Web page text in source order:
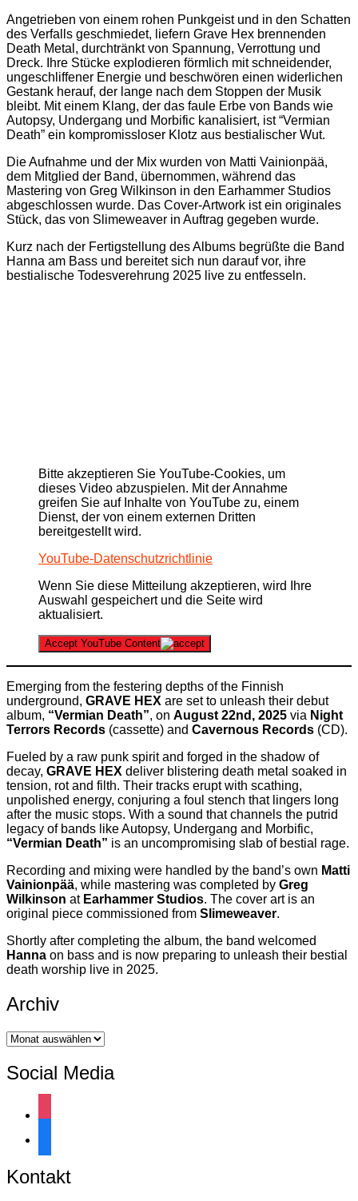
Angetrieben von einem rohen Punkgeist und in den Schatten
des Verfalls geschmiedet, liefern Grave Hex brennenden
Death Metal, durchtränkt von Spannung, Verrottung und
Dreck. Ihre Stücke explodieren förmlich mit schneidender,
ungeschliffener Energie und beschwören einen widerlichen
Gestank herauf, der lange nach dem Stoppen der Musik
bleibt. Mit einem Klang, der das faule Erbe von Bands wie
Autopsy, Undergang und Morbific kanalisiert, ist “Vermian
Death” ein kompromissloser Klotz aus bestialischer Wut.
Die Aufnahme und der Mix wurden von Matti Vainionpää,
dem Mitglied der Band, übernommen, während das
Mastering von Greg Wilkinson in den Earhammer Studios
abgeschlossen wurde. Das Cover-Artwork ist ein originales
Stück, das von Slimeweaver in Auftrag gegeben wurde.
Kurz nach der Fertigstellung des Albums begrüßte die Band
Hanna am Bass und bereitet sich nun darauf vor, ihre
bestialische Todesverehrung 2025 live zu entfesseln.
Bitte akzeptieren Sie YouTube-Cookies, um
dieses Video abzuspielen. Mit der Annahme
greifen Sie auf Inhalte von YouTube zu, einem
Dienst, der von einem externen Dritten
bereitgestellt wird.
YouTube-Datenschutzrichtlinie
Wenn Sie diese Mitteilung akzeptieren, wird Ihre
Auswahl gespeichert und die Seite wird
aktualisiert.
Accept YouTube Content
Emerging from the festering depths of the Finnish
underground, GRAVE HEX are set to unleash their debut
album, “Vermian Death”, on August 22nd, 2025 via Night
Terrors Records (cassette) and Cavernous Records (CD).
Fueled by a raw punk spirit and forged in the shadow of
decay, GRAVE HEX deliver blistering death metal soaked in
tension, rot and filth. Their tracks erupt with scathing,
unpolished energy, conjuring a foul stench that lingers long
after the music stops. With a sound that channels the putrid
legacy of bands like Autopsy, Undergang and Morbific,
“Vermian Death” is an uncompromising slab of bestial rage.
Recording and mixing were handled by the band’s own Matti
Vainionpää, while mastering was completed by Greg
Wilkinson at Earhammer Studios. The cover art is an
original piece commissioned from Slimeweaver.
Shortly after completing the album, the band welcomed
Hanna on bass and is now preparing to unleash their bestial
death worship live in 2025.
Archiv
Archiv
Social Media
Kontakt